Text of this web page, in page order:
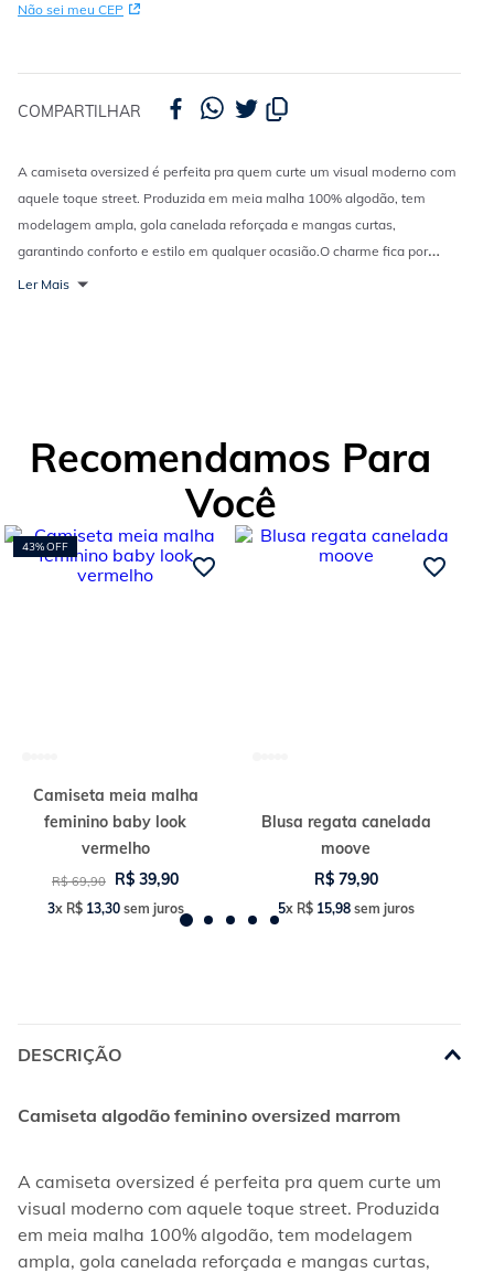
Não sei meu CEP
COMPARTILHAR
A camiseta oversized é perfeita pra quem curte um visual moderno com
aquele toque street. Produzida em meia malha 100% algodão, tem
modelagem ampla, gola canelada reforçada e mangas curtas,
garantindo conforto e estilo em qualquer ocasião.O charme fica por
conta do bordado discreto na parte frontal e da estampa nas costas, que
Ler Mais
Recomendamos Para
Você
43%OFF
Camiseta meia malha
feminino baby look
vermelho
R$ 69,90 R$ 39,90
3x R$ 13,30sem juros
Blusa regata canelada
moove
R$ 79,90
5x R$ 15,98sem juros
DESCRIÇÃO
Camiseta algodão feminino oversized marrom
A camiseta oversized é perfeita pra quem curte um
visual moderno com aquele toque street. Produzida
em meia malha 100% algodão, tem modelagem
ampla, gola canelada reforçada e mangas curtas,